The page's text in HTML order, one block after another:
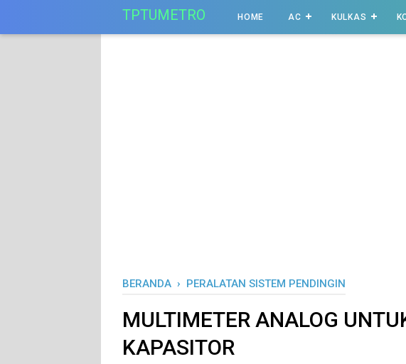
TPTUMETRO HOME AC KULKAS
BERANDA › PERALATAN SISTEM PENDINGIN
MULTIMETER ANALOG
KAPASITOR